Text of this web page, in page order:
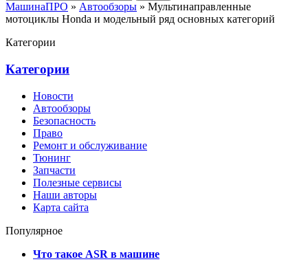
МашинаПРО » Автообзоры » Мультинаправленные
мотоциклы Honda и модельный ряд основных категорий
Категории
Категории
Новости
Автообзоры
Безопасность
Право
Ремонт и обслуживание
Тюнинг
Запчасти
Полезные сервисы
Наши авторы
Карта сайта
Популярное
Что такое ASR в машине